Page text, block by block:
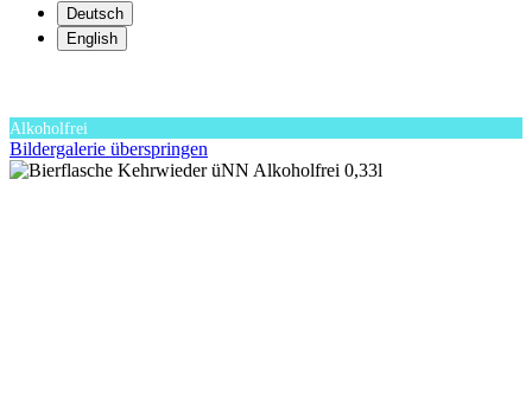
Deutsch
English
Alkoholfrei
Bildergalerie überspringen